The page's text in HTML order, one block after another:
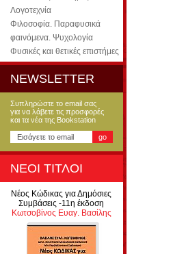
Λογοτεχνία
Φιλοσοφία. Παραφυσικά
φαινόμενα. Ψυχολογία
Φυσικές και θετικές επιστήμες
NEWSLETTER
Συπληρώστε το email σας
για να λάβετε τις προσφορές
και τα νέα της Bookstation
ΝΕΟΙ ΤΙΤΛΟΙ
Νέος Κώδικας για Δημόσιες
Συμβάσεις -11η έκδοση
Κωτσοβίνος Ευαγ. Βασίλης